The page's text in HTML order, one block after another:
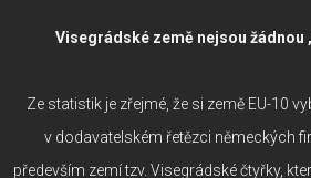
Visegrádské země nejsou žádnou
Ze statistik je zřejmé, že si země EU-10
v dodavatelském řetězci německých
především zemí tzv. Visegrádské čtyřky,